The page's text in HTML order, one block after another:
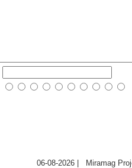
06-08-2026 | Miramag